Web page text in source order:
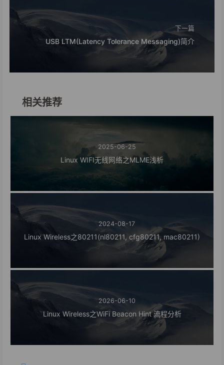
下一篇
USB LTM(Latency Tolerance Messaging)简介
相关推荐
2025-06-25
Linux WIFI无线网络之MLME浅析
2024-08-17
Linux Wireless之80211(nl80211, cfg80211, mac80211)
2026-06-10
Linux Wireless之WiFi Beacon Hint 流程分析